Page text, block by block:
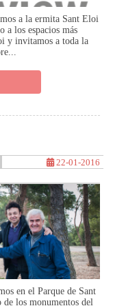
a la ermita Sant Eloi
a los espacios más
y invitamos a toda la
22-01-2016
en el Parque de Sant
los monumentos del